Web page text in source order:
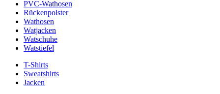
PVC-Wathosen
Rückenpolster
Wathosen
Watjacken
Watschuhe
Watstiefel
T-Shirts
Sweatshirts
Jacken